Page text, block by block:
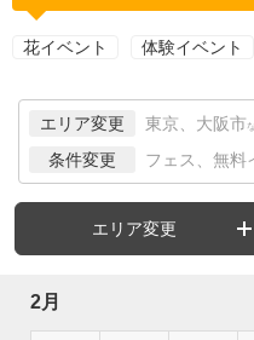
花イベント 体験イベント
エリア変更 東京、大阪市
条件変更 フェス、無料
エリア変更
2月